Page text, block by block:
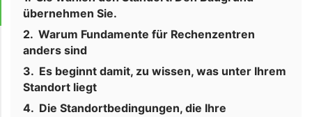
übernehmen Sie.
Warum Fundamente für Rechenzentren
anders sind
Es beginnt damit, zu wissen, was unter Ihrem
Standort liegt
Die Standortbedingungen, die Ihre